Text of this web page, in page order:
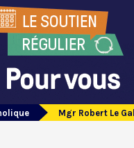
Mgr Robert Le Gall